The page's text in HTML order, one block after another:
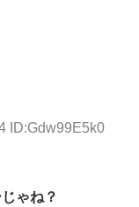
ID:Gdw99E5k0
ゃね？